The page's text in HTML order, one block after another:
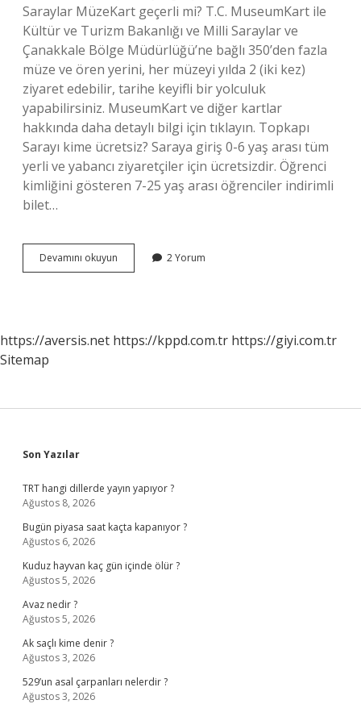
Saraylar MüzeKart geçerli mi? T.C. MuseumKart ile
Kültür ve Turizm Bakanlığı ve Milli Saraylar ve
Çanakkale Bölge Müdürlüğü’ne bağlı 350’den fazla
müze ve ören yerini, her müzeyi yılda 2 (iki kez)
ziyaret edebilir, tarihe keyifli bir yolculuk
yapabilirsiniz. MuseumKart ve diğer kartlar
hakkında daha detaylı bilgi için tıklayın. Topkapı
Sarayı kime ücretsiz? Saraya giriş 0-6 yaş arası tüm
yerli ve yabancı ziyaretçiler için ücretsizdir. Öğrenci
kimliğini gösteren 7-25 yaş arası öğrenciler indirimli
bilet…
Devamını okuyun
Saraylar
2 Yorum
https://aversis.net https://kppd.com.tr https://giyi.com.tr
Sitemap
Sidebar
Son Yazılar
TRT hangi dillerde yayın yapıyor ?
Ağustos 8, 2026
Bugün piyasa saat kaçta kapanıyor ?
Ağustos 6, 2026
Kuduz hayvan kaç gün içinde ölür ?
Ağustos 5, 2026
Avaz nedir ?
Ağustos 5, 2026
Ak saçlı kime denir ?
Ağustos 3, 2026
529’un asal çarpanları nelerdir ?
Ağustos 3, 2026